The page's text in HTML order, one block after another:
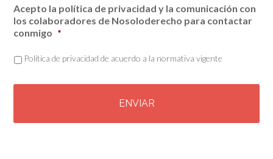
Acepto la política de privacidad y la comunicación con
los colaboradores de Nosoloderecho para contactar
conmigo *
Política de privacidad de acuerdo a la normativa vigente